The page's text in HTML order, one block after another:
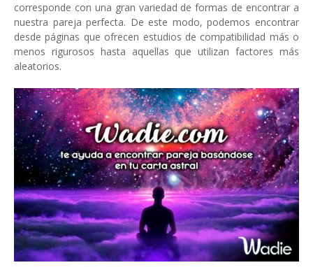
corresponde con una gran variedad de formas de encontrar a
nuestra pareja perfecta. De este modo, podemos encontrar
desde páginas que ofrecen estudios de compatibilidad más o
menos rigurosos hasta aquellas que utilizan factores más
aleatorios.